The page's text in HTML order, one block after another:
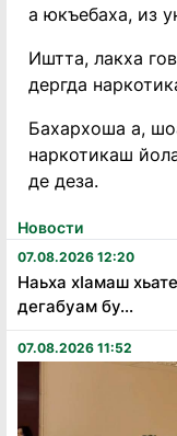
Новости
07.08.2026 12:20
Наьха хӏамаш
дегабуам бу...
07.08.2026 11:52
а юкъебаха, из
Иштта, лакха
дергда
Бахархоша а,
наркотикаш
де деза.